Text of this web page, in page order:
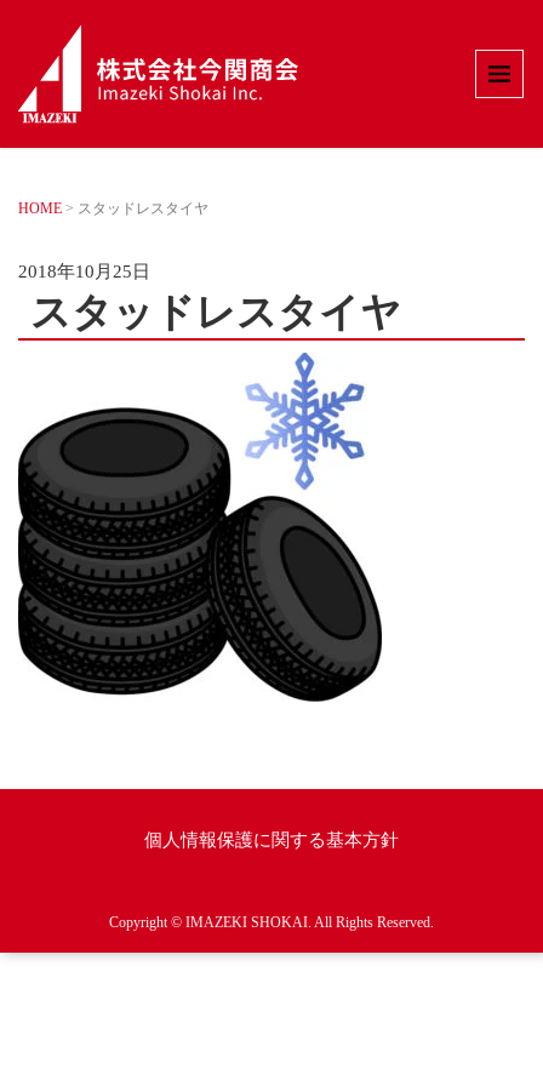
HOME > スタッドレスタイヤ
2018年10月25日
スタッドレスタイヤ
個人情報保護に関する基本方針
Copyright © IMAZEKI SHOKAI. All Rights Reserved.